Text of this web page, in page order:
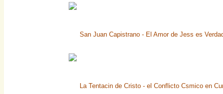
San Juan Capistrano - El Amor de Jess es
La Tentacin de Cristo - el Conflicto Csmico en